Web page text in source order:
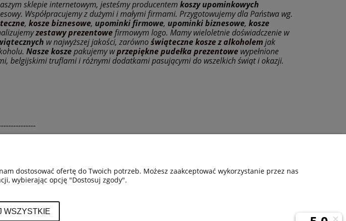
sklepie internetowym, jesteśmy producentem koszy upominkowych
Współpracujemy z dużymi i małymi firmami. Przygotowujemy dla Państwa wg.
, kosze biznesowe, upominki firmowe, upominki biznesowe, kosze
zestawy prezentowefirmowym logo. Mamy wieloletnie doświadczenie w
w najwyższej jakości, zarównoświąteczne kosze z alkoholemjak
Nasze koszepakujemy wprzepięknepudełka prezentowe wypełnione
belgijskimi truflami i różnymi dodatkami pasującymi do wszelkich świąt i okazji.
Polityka prywatności
dostosować ofertę do Twoich potrzeb. Możesz zaakceptować wykorzystanie przez nas
wybierając opcję "Dostosuj zgody".
WSZYSTKIE